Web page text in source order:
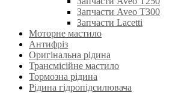
Запчасти Aveo T300
Запчасти Lacetti
Моторне мастило
Антифріз
Оригінальна рідина
Трансмісійне мастило
Тормозна рідина
Рідина гідропідсилювача